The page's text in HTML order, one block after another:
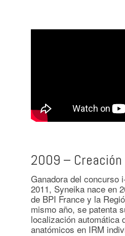
2009 – Creación
Ganadora del concurso
2011, Syneika nace en
de BPI France y la
mismo año, se patenta
localización automática
anatómicos en IRM